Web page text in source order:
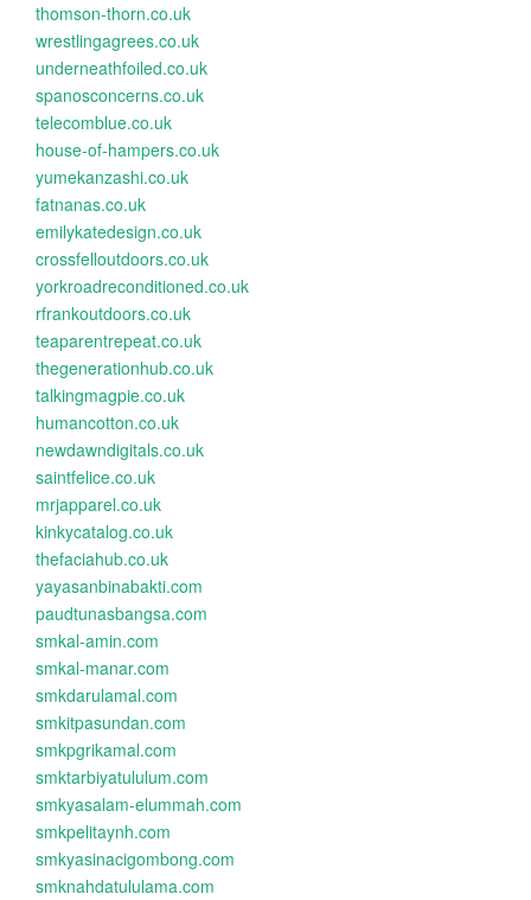
thomson-thorn.co.uk
wrestlingagrees.co.uk
underneathfoiled.co.uk
spanosconcerns.co.uk
telecomblue.co.uk
house-of-hampers.co.uk
yumekanzashi.co.uk
fatnanas.co.uk
emilykatedesign.co.uk
crossfelloutdoors.co.uk
yorkroadreconditioned.co.uk
rfrankoutdoors.co.uk
teaparentrepeat.co.uk
thegenerationhub.co.uk
talkingmagpie.co.uk
humancotton.co.uk
newdawndigitals.co.uk
saintfelice.co.uk
mrjapparel.co.uk
kinkycatalog.co.uk
thefaciahub.co.uk
yayasanbinabakti.com
paudtunasbangsa.com
smkal-amin.com
smkal-manar.com
smkdarulamal.com
smkitpasundan.com
smkpgrikamal.com
smktarbiyatululum.com
smkyasalam-elummah.com
smkpelitaynh.com
smkyasinacigombong.com
smknahdatululama.com